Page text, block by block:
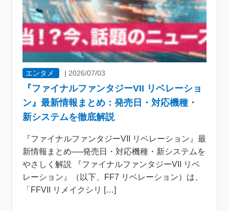
エンタメ |2026/07/03
『ファイナルファンタジーVII リベレーショ
ン』最新情報まとめ：発売日・対応機種・
新システムを徹底解説
『ファイナルファンタジーVII リベレーション』最
新情報まとめ──発売日・対応機種・新システムを
やさしく解説 『ファイナルファンタジーVII リベ
レーション』（以下、FF7 リベレーション）は、
「FFVII リメイクシリ […]